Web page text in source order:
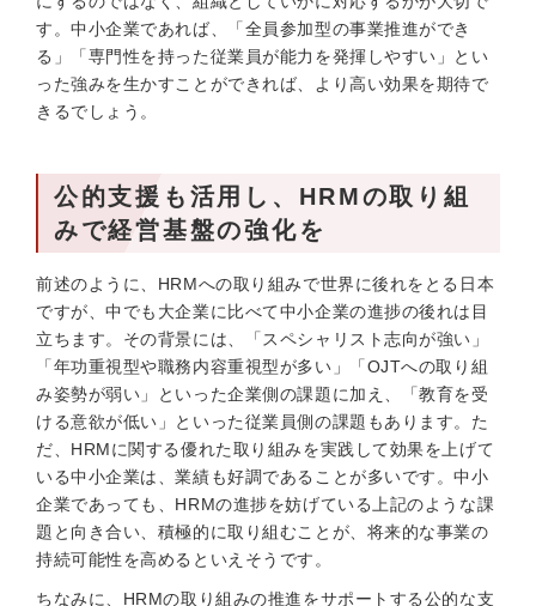
す。中小企業であれば、「全員参加型の事業推進ができ
る」「専門性を持った従業員が能力を発揮しやすい」とい
った強みを生かすことができれば、より高い効果を期待で
きるでしょう。
公的支援も活用し、HRMの取り組
みで経営基盤の強化を
前述のように、HRMへの取り組みで世界に後れをとる日本
ですが、中でも大企業に比べて中小企業の進捗の後れは目
立ちます。その背景には、「スペシャリスト志向が強い」
「年功重視型や職務内容重視型が多い」「OJTへの取り組
み姿勢が弱い」といった企業側の課題に加え、「教育を受
ける意欲が低い」といった従業員側の課題もあります。た
だ、HRMに関する優れた取り組みを実践して効果を上げて
いる中小企業は、業績も好調であることが多いです。中小
企業であっても、HRMの進捗を妨げている上記のような課
題と向き合い、積極的に取り組むことが、将来的な事業の
持続可能性を高めるといえそうです。
ちなみに、HRMの取り組みの推進をサポートする公的な支